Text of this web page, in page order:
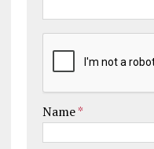
Name*